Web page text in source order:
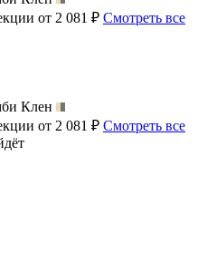
от 2 081 ₽ Смотреть все
Клен
от 2 081 ₽ Смотреть все